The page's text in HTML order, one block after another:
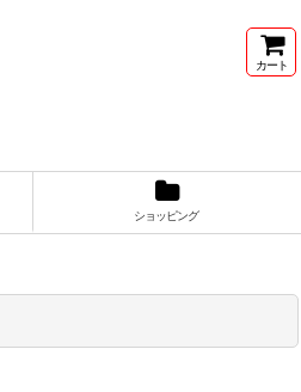
カート
ショッピング